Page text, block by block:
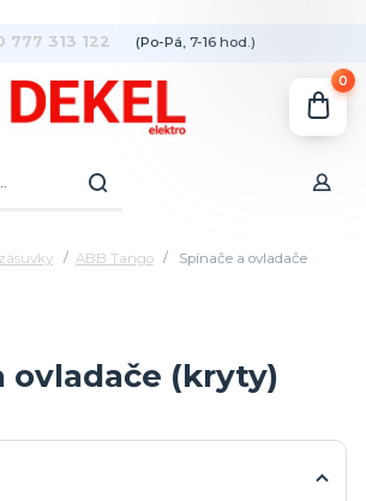
777 313 122 (Po-Pá, 7-16 hod.)
0
ABB Tango
Spínače a ovladače
ovladače (kryty)